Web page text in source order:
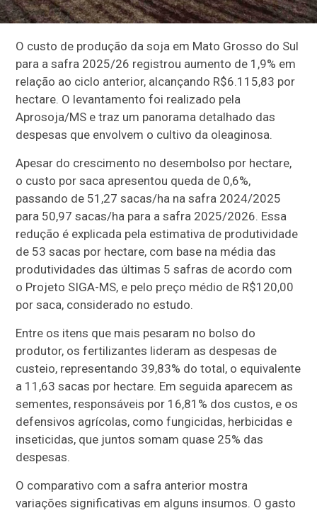
O custo de produção da soja em Mato Grosso do Sul
para a safra 2025/26 registrou aumento de 1,9% em
relação ao ciclo anterior, alcançando R$6.115,83 por
hectare. O levantamento foi realizado pela
Aprosoja/MS e traz um panorama detalhado das
despesas que envolvem o cultivo da oleaginosa.
Apesar do crescimento no desembolso por hectare,
o custo por saca apresentou queda de 0,6%,
passando de 51,27 sacas/ha na safra 2024/2025
para 50,97 sacas/ha para a safra 2025/2026. Essa
redução é explicada pela estimativa de produtividade
de 53 sacas por hectare, com base na média das
produtividades das últimas 5 safras de acordo com
o Projeto SIGA-MS, e pelo preço médio de R$120,00
por saca, considerado no estudo.
Entre os itens que mais pesaram no bolso do
produtor, os fertilizantes lideram as despesas de
custeio, representando 39,83% do total, o equivalente
a 11,63 sacas por hectare. Em seguida aparecem as
sementes, responsáveis por 16,81% dos custos, e os
defensivos agrícolas, como fungicidas, herbicidas e
inseticidas, que juntos somam quase 25% das
despesas.
O comparativo com a safra anterior mostra
variações significativas em alguns insumos. O gasto